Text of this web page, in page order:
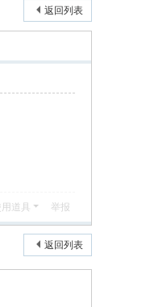
返回列表
道具 举报
返回列表